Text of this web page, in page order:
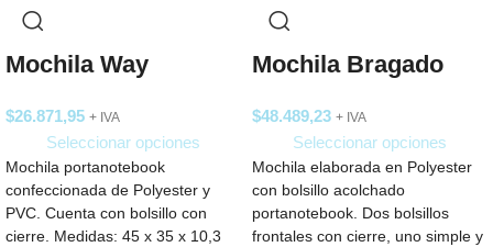
Mochila Way
$26.871,95 + IVA
Seleccionar opciones
Mochila portanotebook
confeccionada de Polyester y
PVC. Cuenta con bolsillo con
cierre. Medidas: 45 x 35 x 10,3
Mochila Bragado
$48.489,23 + IVA
Seleccionar opciones
Mochila elaborada en Polyester
con bolsillo acolchado
portanotebook. Dos bolsillos
frontales con cierre, uno simple y